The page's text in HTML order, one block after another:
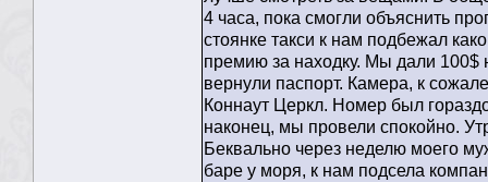
4 часа, пока смогли объяснить
стоянке такси к нам подбежал
премию за находку. Мы дали 100$
вернули паспорт. Камера, к
Коннаут Церкл. Номер был
наконец, мы провели спокойно.
Беквально через неделю моего
баре у моря, к нам подсела